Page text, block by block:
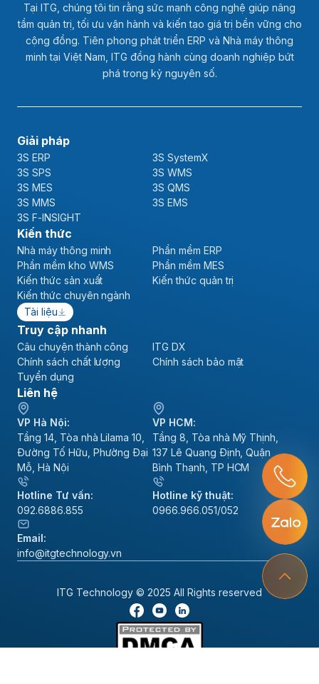
Tại ITG, chúng tôi tin rằng sức mạnh công nghệ giúp nâng
tầm quản trị, tối ưu vận hành và kiến tạo giá trị bền vững cho
cộng đồng. Tiên phong phát triển ERP và Nhà máy thông
minh tại Việt Nam, ITG đồng hành cùng doanh nghiệp bứt
phá trong kỷ nguyên số.
Giải pháp
3S ERP
3S SystemX
3S SPS
3S WMS
3S MES
3S QMS
3S MMS
3S EMS
3S F-INSIGHT
Kiến thức
Nhà máy thông minh
Phần mềm ERP
Phần mềm kho WMS
Phần mềm MES
Kiến thức sản xuất
Kiến thức quản trị
Kiến thức chuyên ngành
Tài liệu
Truy cập nhanh
Câu chuyện thành công
ITG DX
Chính sách chất lượng
Chính sách bảo mật
Tuyển dụng
Liên hệ
VP Hà Nội:
Tầng 14, Tòa nhà Lilama 10,
Đường Tố Hữu, Phường Đại
Mỗ, Hà Nội
VP HCM:
Tầng 8, Tòa nhà Mỹ Thịnh,
137 Lê Quang Định, Quận
Bình Thạnh, TP HCM
Hotline Tư vấn:
092.6886.855
Hotline kỹ thuật:
0966.966.051/052
Email:
info@itgtechnology.vn
ITG Technology © 2025 All Rights reserved